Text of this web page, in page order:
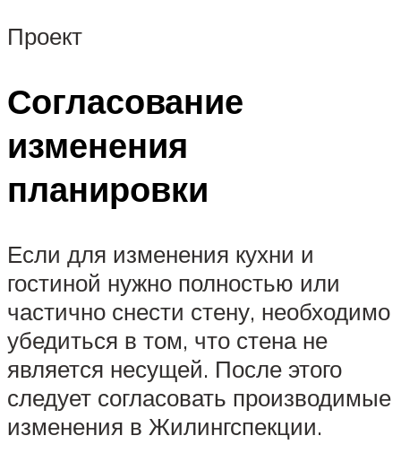
Проект
Согласование
изменения
планировки
Если для изменения кухни и
гостиной нужно полностью или
частично снести стену, необходимо
убедиться в том, что стена не
является несущей. После этого
следует согласовать производимые
изменения в Жилингспекции.